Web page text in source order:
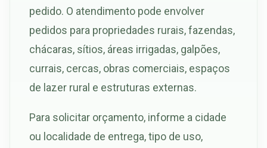
pedido. O atendimento pode envolver
pedidos para propriedades rurais, fazendas,
chácaras, sítios, áreas irrigadas, galpões,
currais, cercas, obras comerciais, espaços
de lazer rural e estruturas externas.
Para solicitar orçamento, informe a cidade
ou localidade de entrega, tipo de uso,